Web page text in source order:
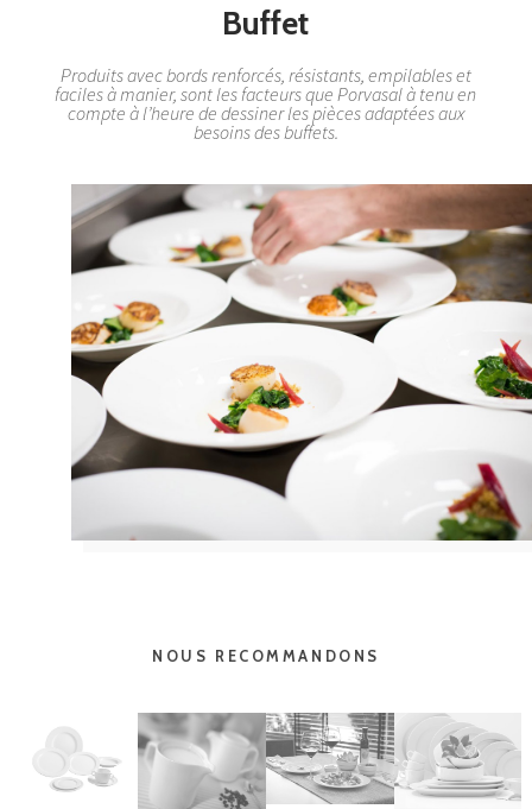
Buffet
Produits avec bords renforcés, résistants, empilables et
faciles à manier, sont les facteurs que Porvasal à tenu en
compte à l’heure de dessiner les pièces adaptées aux
besoins des buffets.
NOUS RECOMMANDONS